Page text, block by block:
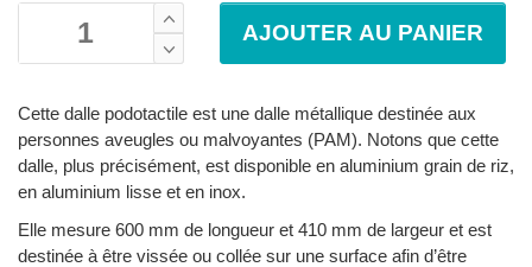
Cette dalle podotactile est une dalle métallique destinée aux
personnes aveugles ou malvoyantes (PAM). Notons que cette
dalle, plus précisément, est disponible en aluminium grain de riz,
en aluminium lisse et en inox.
Elle mesure 600 mm de longueur et 410 mm de largeur et est
destinée à être vissée ou collée sur une surface afin d’être